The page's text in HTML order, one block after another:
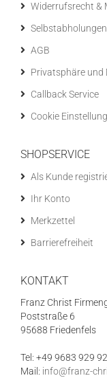
Widerrufsrecht &
Selbstabholungen
AGB
Privatsphäre und
Callback Service
Cookie
SHOPSERVICE
Als Kunde
Ihr Konto
Merkzettel
Barrierefreiheit
KONTAKT
Franz Christ
Poststraße 6
95688 Friedenfels
Tel: +49 9683 929
Mail: info@franz-